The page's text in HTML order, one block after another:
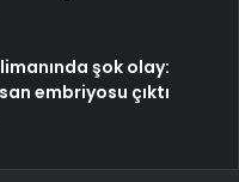
şok olay:
embriyosu çıktı